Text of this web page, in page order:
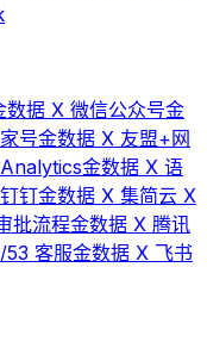
数据 X 微信公众号金
号金数据 X 友盟+网
金数据 X 语
钉金数据 X 集简云 X
批流程金数据 X 腾讯
53 客服金数据 X 飞书